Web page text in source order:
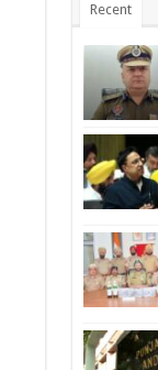
Recent